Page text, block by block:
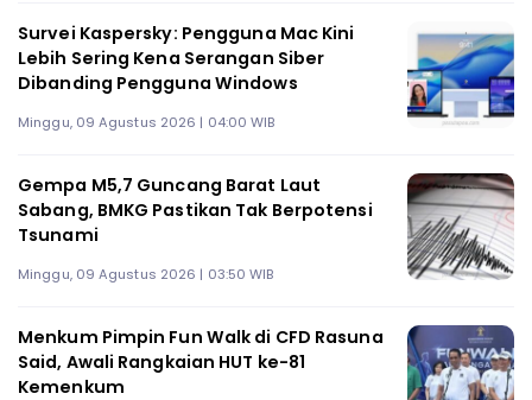
Survei Kaspersky: Pengguna Mac Kini
Lebih Sering Kena Serangan Siber
Dibanding Pengguna Windows
Minggu, 09 Agustus 2026 | 04:00 WIB
Gempa M5,7 Guncang Barat Laut
Sabang, BMKG Pastikan Tak Berpotensi
Tsunami
Minggu, 09 Agustus 2026 | 03:50 WIB
Menkum Pimpin Fun Walk di CFD Rasuna
Said, Awali Rangkaian HUT ke-81
Kemenkum